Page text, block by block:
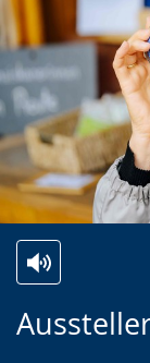
Leichten
Audio-
Video